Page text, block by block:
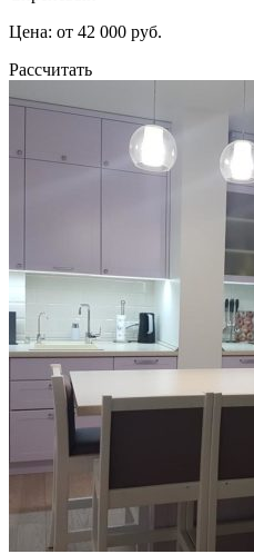
Цена: от 42 000 руб.
Рассчитать